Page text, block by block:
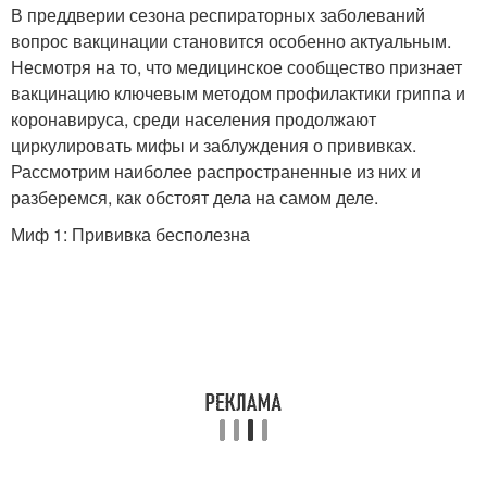
В преддверии сезона респираторных заболеваний
вопрос вакцинации становится особенно актуальным.
Несмотря на то, что медицинское сообщество признает
вакцинацию ключевым методом профилактики гриппа и
коронавируса, среди населения продолжают
циркулировать мифы и заблуждения о прививках.
Рассмотрим наиболее распространенные из них и
разберемся, как обстоят дела на самом деле.
Миф 1: Прививка бесполезна